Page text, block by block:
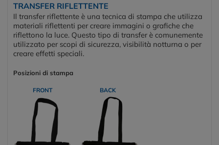
TRANSFER RIFLETTENTE
Il transfer riflettente è una tecnica di stampa che utilizza
materiali riflettenti per creare immagini o grafiche che
riflettono la luce. Questo tipo di transfer è comunemente
utilizzato per scopi di sicurezza, visibilità notturna o per
creare effetti speciali.
Posizioni di stampa
FRONT BACK